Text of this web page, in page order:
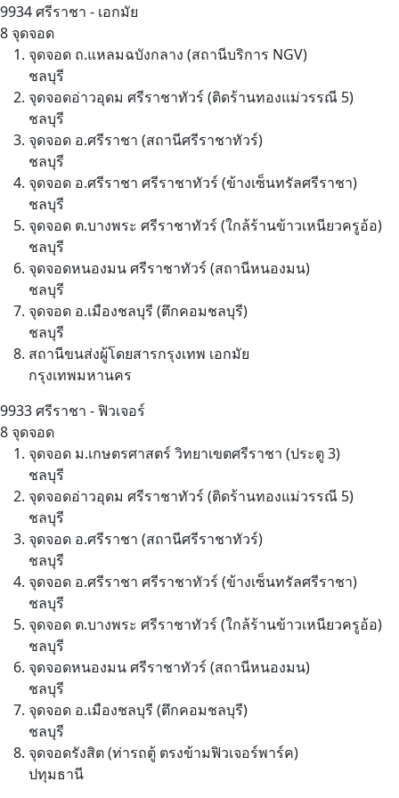
9934ศรีราชา - เอกมัย
8 จุดจอด
จุดจอด ถ.แหลมฉบังกลาง (สถานีบริการ NGV)
ชลบุรี
จุดจอดอ่าวอุดม ศรีราชาทัวร์ (ติดร้านทองแม่วรรณี 5)
ชลบุรี
จุดจอด อ.ศรีราชา (สถานีศรีราชาทัวร์)
ชลบุรี
จุดจอด อ.ศรีราชา ศรีราชาทัวร์ (ข้างเซ็นทรัลศรีราชา)
ชลบุรี
จุดจอด ต.บางพระ ศรีราชาทัวร์ (ใกล้ร้านข้าวเหนียวครูอ้อ)
ชลบุรี
จุดจอดหนองมน ศรีราชาทัวร์ (สถานีหนองมน)
ชลบุรี
จุดจอด อ.เมืองชลบุรี (ตึกคอมชลบุรี)
ชลบุรี
สถานีขนส่งผู้โดยสารกรุงเทพ เอกมัย
กรุงเทพมหานคร
9933ศรีราชา - ฟิวเจอร์
8 จุดจอด
จุดจอด ม.เกษตรศาสตร์ วิทยาเขตศรีราชา (ประตู 3)
ชลบุรี
จุดจอดอ่าวอุดม ศรีราชาทัวร์ (ติดร้านทองแม่วรรณี 5)
ชลบุรี
จุดจอด อ.ศรีราชา (สถานีศรีราชาทัวร์)
ชลบุรี
จุดจอด อ.ศรีราชา ศรีราชาทัวร์ (ข้างเซ็นทรัลศรีราชา)
ชลบุรี
จุดจอด ต.บางพระ ศรีราชาทัวร์ (ใกล้ร้านข้าวเหนียวครูอ้อ)
ชลบุรี
จุดจอดหนองมน ศรีราชาทัวร์ (สถานีหนองมน)
ชลบุรี
จุดจอด อ.เมืองชลบุรี (ตึกคอมชลบุรี)
ชลบุรี
จุดจอดรังสิต (ท่ารถตู้ ตรงข้ามฟิวเจอร์พาร์ค)
ปทุมธานี